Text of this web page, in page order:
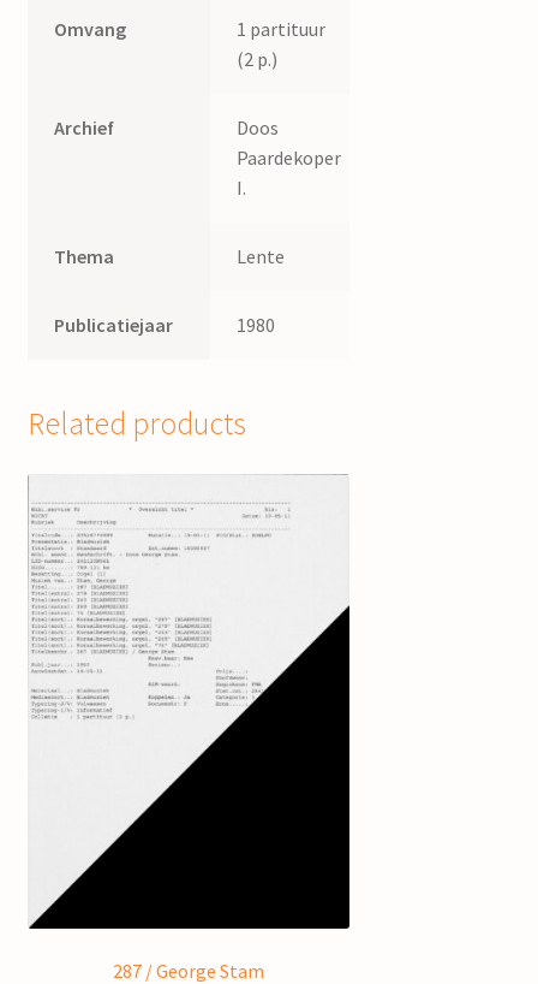
Omvang
1 partituur
(2 p.)
Archief
Doos
Paardekoper
I.
Thema Lente
Publicatiejaar 1980
Related products
287 / George Stam